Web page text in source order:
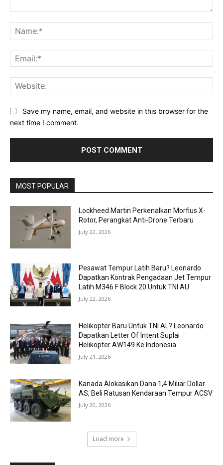
Save my name, email, and website in this browser for the
next time I comment.
MOST POPULAR
Lockheed Martin Perkenalkan Morfius X-
Rotor, Perangkat Anti-Drone Terbaru
July 22, 2026
Pesawat Tempur Latih Baru? Leonardo
Dapatkan Kontrak Pengadaan Jet Tempur
Latih M346 F Block 20 Untuk TNI AU
July 22, 2026
Helikopter Baru Untuk TNI AL? Leonardo
Dapatkan Letter Of Intent Suplai
Helikopter AW149 Ke Indonesia
July 21, 2026
Kanada Alokasikan Dana 1,4 Miliar Dollar
AS, Beli Ratusan Kendaraan Tempur ACSV
July 20, 2026
Load more